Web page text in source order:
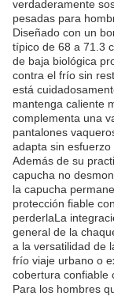
verdaderamente
pesadas para
Diseñado con un
típico de 68 a 71.3
de baja biológica
contra el frío sin
está
mantenga caliente
complementa una
pantalones
adapta sin esfuerzo
Además de su
capucha no
la capucha
protección fiable
perderlaLa
general de la
a la versatilidad de
frío viaje urbano o
cobertura confiable
Para los hombres